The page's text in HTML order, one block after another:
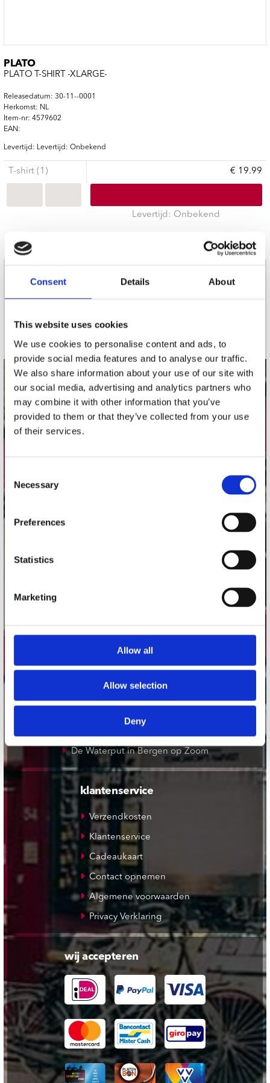
Consent Details About
This website uses cookies
We use cookies to personalise content and ads, to
provide social media features and to analyse our traffic.
We also share information about your use of our site with
our social media, advertising and analytics partners who
may combine it with other information that you’ve
provided to them or that they’ve collected from your use
of their services.
Selection
Necessary
Preferences
Statistics
Marketing
Allow all
Allow selection
Deny
PLATO
PLATO T-SHIRT -XLARGE-
Releasedatum: 30-11--0001
Herkomst: NL
Item-nr: 4579602
EAN:
Levertijd: Levertijd: Onbekend
T-shirt (1) € 19.99
Levertijd: Onbekend
nieuwsbrief
contact
Stuur ons een e-mail
webwinkel@platomania.nl
Plato Leiden
Plato Deventer
Plato Zwolle
De Waterput in Bergen op Zoom
klantenservice
Verzendkosten
Klantenservice
Cadeaukaart
Contact opnemen
Algemene voorwaarden
Privacy Verklaring
wij accepteren